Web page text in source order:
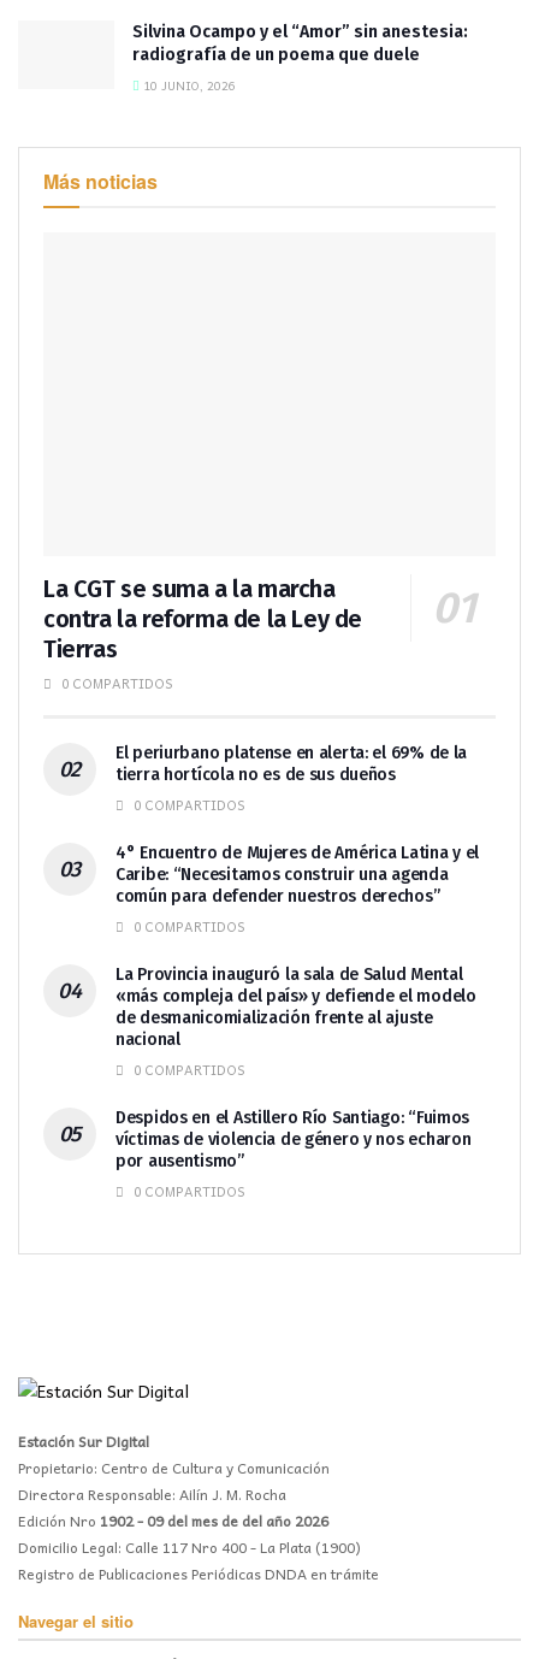
Silvina Ocampo y el “Amor” sin anestesia:
radiografía de un poema que duele
10 JUNIO, 2026
Más noticias
La CGT se suma a la marcha
contra la reforma de la Ley de
Tierras
0 COMPARTIDOS
El periurbano platense en alerta: el 69% de la
tierra hortícola no es de sus dueños
0 COMPARTIDOS
4° Encuentro de Mujeres de América Latina y el
Caribe: “Necesitamos construir una agenda
común para defender nuestros derechos”
0 COMPARTIDOS
La Provincia inauguró la sala de Salud Mental
«más compleja del país» y defiende el modelo
de desmanicomialización frente al ajuste
nacional
0 COMPARTIDOS
Despidos en el Astillero Río Santiago: “Fuimos
víctimas de violencia de género y nos echaron
por ausentismo”
0 COMPARTIDOS
Estación Sur Digital
Propietario: Centro de Cultura y Comunicación
Directora Responsable: Ailín J. M. Rocha
Edición Nro 1902 - 09 del mes de del año 2026
Domicilio Legal: Calle 117 Nro 400 - La Plata (1900)
Registro de Publicaciones Periódicas DNDA en trámite
Navegar el sitio